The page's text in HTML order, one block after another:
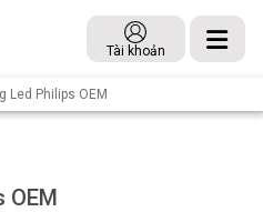
Tài khoản
Led Philips OEM
OEM